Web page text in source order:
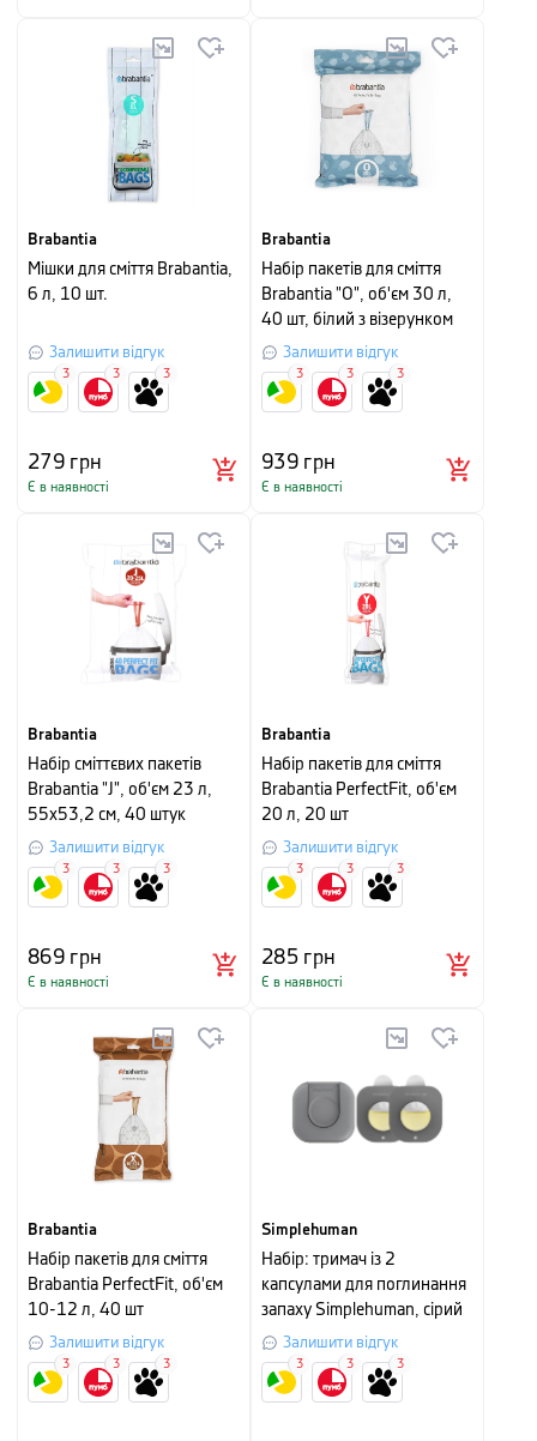
Brabantia
Мішки для сміття Brabantia,
6 л, 10 шт.
Залишити відгук
279грн
Є в наявності
3 3 3
Brabantia
Набір пакетів для сміття
Brabantia "O", об'єм 30 л,
40 шт, білий з візерунком
Залишити відгук
939грн
Є в наявності
3 3 3
Brabantia
Набір сміттєвих пакетів
Brabantia "J", об'єм 23 л,
55х53,2 см, 40 штук
Залишити відгук
869грн
Є в наявності
3 3 3
Brabantia
Набір пакетів для сміття
Brabantia PerfectFit, об'єм
20 л, 20 шт
Залишити відгук
285грн
Є в наявності
3 3 3
Brabantia
Набір пакетів для сміття
Brabantia PerfectFit, об'єм
10-12 л, 40 шт
Залишити відгук
3 3 3
Simplehuman
Набір: тримач із 2
капсулами для поглинання
запаху Simplehuman, сірий
Залишити відгук
3 3 3